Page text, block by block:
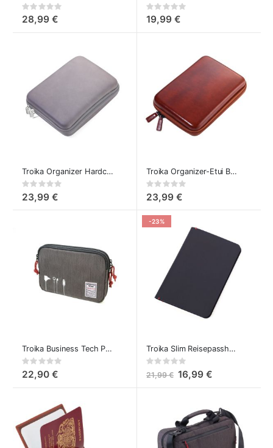
Rating:
0%
28,99 €
Rating:
0%
19,99 €
Troika Organizer Hardcase – Elektronik Organizer
Rating:
23,99 €
Troika Organizer-Etui Braun
Rating:
23,99 €
Troika Business Tech Pouch - Kabelorganizer Tasche
Rating:
22,90 €
-23%
Troika Slim Reisepasshülle
Rating:
21,99 € 16,99 €